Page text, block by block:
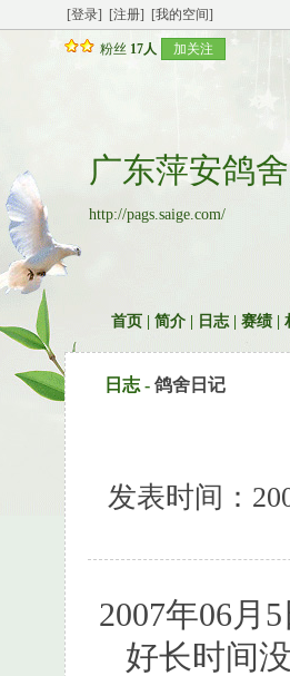
[登录] [注册] [我的空间]
粉丝 17人 加关注
广东萍安鸽舍
http://pags.saige.com/
首页 简介 日志| 赛绩|
日志 - 鸽舍日记
发表时间：
2007年
好长时间